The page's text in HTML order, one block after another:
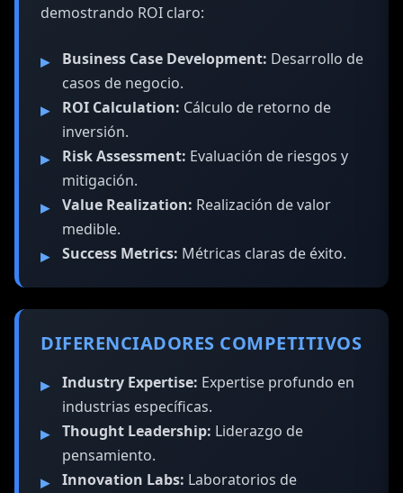
demostrando ROI claro:
Business Case Development: Desarrollo de
casos de negocio.
ROI Calculation: Cálculo de retorno de
inversión.
Risk Assessment: Evaluación de riesgos y
mitigación.
Value Realization: Realización de valor
medible.
Success Metrics: Métricas claras de éxito.
DIFERENCIADORES COMPETITIVOS
Industry Expertise: Expertise profundo en
industrias específicas.
Thought Leadership: Liderazgo de
pensamiento.
Innovation Labs: Laboratorios de